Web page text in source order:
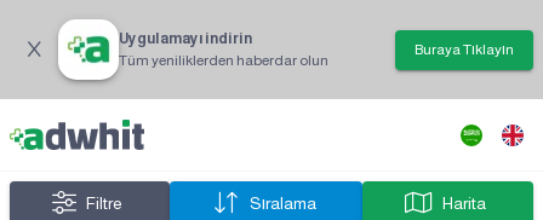
Uygulamayı indirin
Tüm yeniliklerden haberdar olun
Buraya Tıklayın
Filtre Sıralama Harita